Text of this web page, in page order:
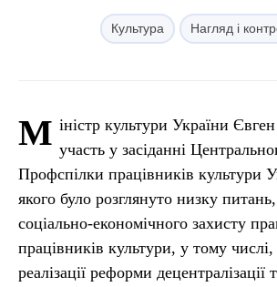
Культура Нагляд і
М іністр культури України
участь у засіданні
Профспілки працівників культури
якого було розглянуто низку
соціально-економічного захисту
працівників культури, у тому
реалізації реформи децентралізації